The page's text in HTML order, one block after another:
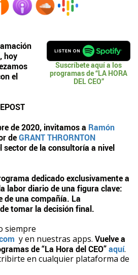
Suscríbete aquí a los
programas de “LA HORA
DEL CEO”
hoy
el
de 2020, invitamos a Ramón
deGRANT THRORNTON
sector de la consultoría a nivel
dedicado exclusivamente a
labor diario de una figura clave:
de una compañía. La
tomar la decisión final.
siempre
y en nuestras apps. Vuelve a
de “La Hora del CEO”aquí.
en cualquier plataforma de